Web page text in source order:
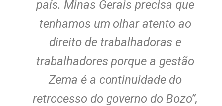
país. Minas Gerais precisa que
tenhamos um olhar atento ao
direito de trabalhadoras e
trabalhadores porque a gestão
Zema é a continuidade do
retrocesso do governo do Bozo”,